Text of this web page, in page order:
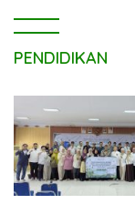
PENDIDIKAN